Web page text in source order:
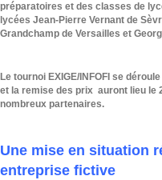
préparatoires et des classes de
lycées Jean-Pierre Vernant de
Grandchamp de Versailles et
Le tournoi EXIGE/INFOFI se
et la remise des prix auront lieu le
nombreux partenaires.
Une mise en situation
entreprise fictive